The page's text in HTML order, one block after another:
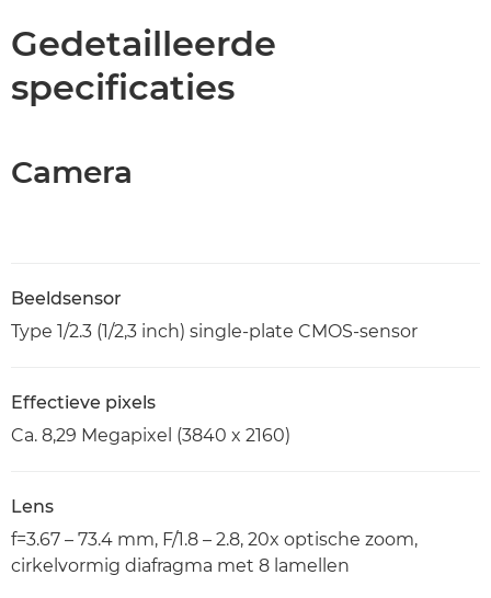
Gedetailleerde
specificaties
Camera
Beeldsensor
Type 1/2.3 (1/2,3 inch) single-plate CMOS-sensor
Effectieve pixels
Ca. 8,29 Megapixel (3840 x 2160)
Lens
f=3.67 – 73.4 mm, F/1.8 – 2.8, 20x optische zoom,
cirkelvormig diafragma met 8 lamellen